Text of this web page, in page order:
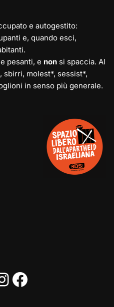
e autogestito:
e, quando esci,
pesanti, e non si spaccia. Al
sbirri, molest*, sessist*,
in senso più generale.